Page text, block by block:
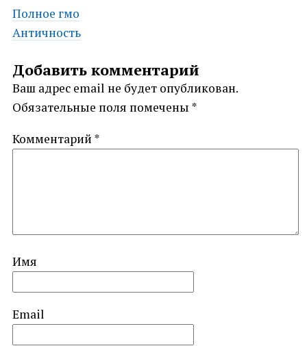
Post
navigation
Полное гмо
Античность
Добавить комментарий
Ваш адрес email не будет опубликован.
Обязательные поля помечены *
Комментарий *
Имя
Email